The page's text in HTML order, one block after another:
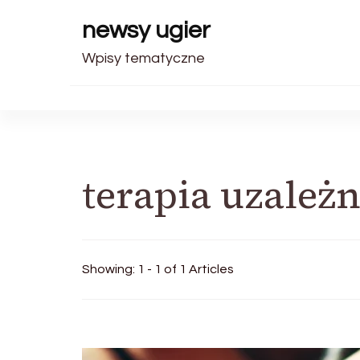
newsy ugier
Wpisy tematyczne
terapia
Showing: 1 - 1 of 1 Articles